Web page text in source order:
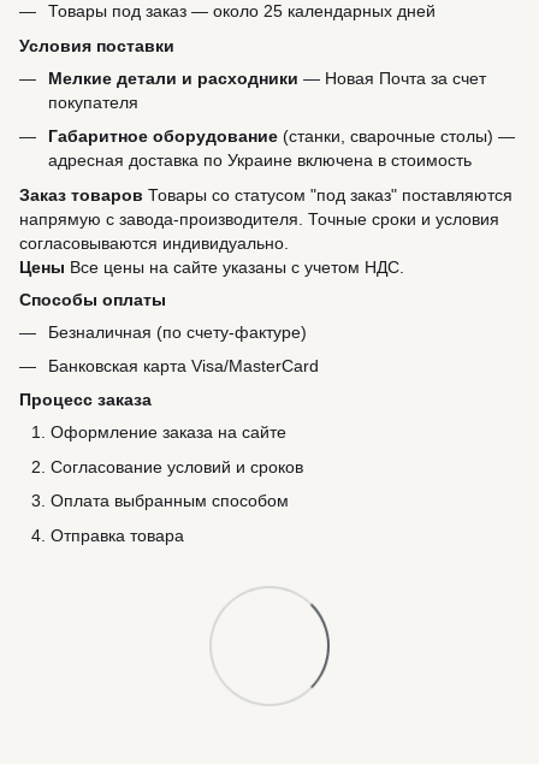
Товары под заказ — около 25 календарных дней
Условия поставки
Мелкие детали и расходники — Новая Почта за счет
покупателя
Габаритное оборудование (станки, сварочные столы) —
адресная доставка по Украине включена в стоимость
Заказ товаров Товары со статусом "под заказ" поставляются
напрямую с завода-производителя. Точные сроки и условия
согласовываются индивидуально.
Цены Все цены на сайте указаны с учетом НДС.
Способы оплаты
Безналичная (по счету-фактуре)
Банковская карта Visa/MasterCard
Процесс заказа
Оформление заказа на сайте
Согласование условий и сроков
Оплата выбранным способом
Отправка товара